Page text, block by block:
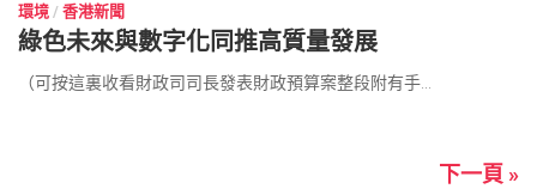
環境 / 香港新聞
綠色未來與數字化同推高質量發展
（可按這裏收看財政司司長發表財政預算案整段附有手...
下一頁 »